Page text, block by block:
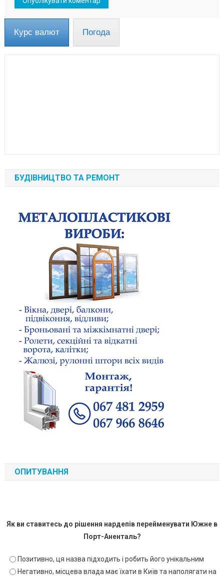
Курс валют Погода
БУДІВНИЦТВО ТА РЕМОНТ
ОПИТУВАННЯ
Як ви ставитесь до рішення нардепів перейменувати Южне в
Порт-Аненталь?
Позитивно, ця назва підходить і робить його унікальним
Негативно, місцева влада має їхати в Київ та наполягати на